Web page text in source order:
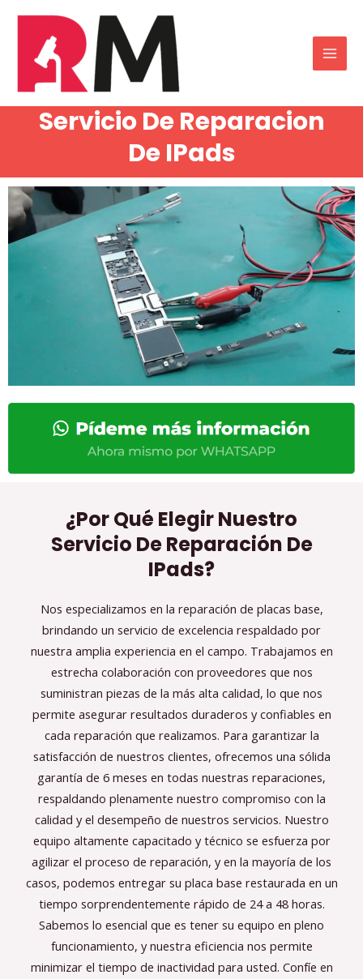
Servicio De Reparacion
De IPads
¿Por Qué Elegir Nuestro
Servicio De Reparación De
IPads?
Nos especializamos en la reparación de placas base,
brindando un servicio de excelencia respaldado por
nuestra amplia experiencia en el campo. Trabajamos en
estrecha colaboración con proveedores que nos
suministran piezas de la más alta calidad, lo que nos
permite asegurar resultados duraderos y confiables en
cada reparación que realizamos. Para garantizar la
satisfacción de nuestros clientes, ofrecemos una sólida
garantía de 6 meses en todas nuestras reparaciones,
respaldando plenamente nuestro compromiso con la
calidad y el desempeño de nuestros servicios. Nuestro
equipo altamente capacitado y técnico se esfuerza por
agilizar el proceso de reparación, y en la mayoría de los
casos, podemos entregar su placa base restaurada en un
tiempo sorprendentemente rápido de 24 a 48 horas.
Sabemos lo esencial que es tener su equipo en pleno
funcionamiento, y nuestra eficiencia nos permite
minimizar el tiempo de inactividad para usted. Confíe en